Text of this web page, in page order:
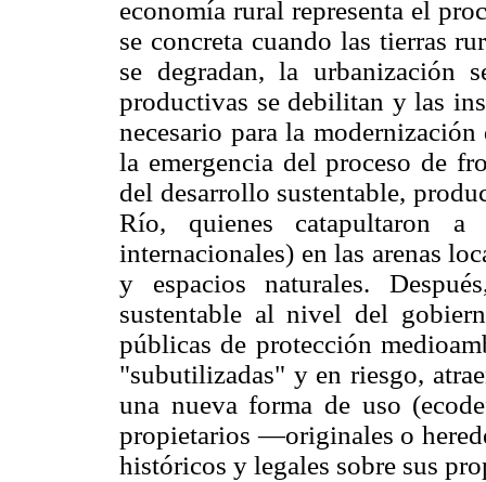
economía rural representa el
se concreta cuando las tierras
se degradan, la urbanización
productivas se debilitan y las
necesario para la
la emergencia del proceso de
del desarrollo sustentable,
Río, quienes catapultaron
internacionales) en las arenas
y espacios naturales.
sustentable al nivel del
públicas de protección
"subutilizadas" y en riesgo,
una nueva forma de uso
propietarios —originales o
históricos y legales sobre sus